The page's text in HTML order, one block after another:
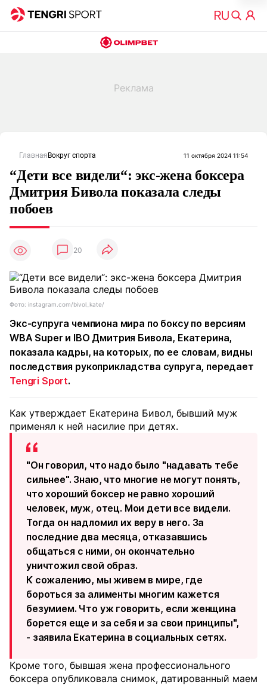
Главная Вокруг спорта 11 октября 2024 11:54
“Дети все видели“: экс-жена боксера
Дмитрия Бивола показала следы
побоев
20
Фото: instagram.com/bivol_kate/
Экс-супруга чемпиона мира по боксу по версиям
WBA Super и IBO Дмитрия Бивола, Екатерина,
показала кадры, на которых, по ее словам, видны
последствия рукоприкладства супруга, передает
Tengri Sport.
Как утверждает Екатерина Бивол, бывший муж
применял к ней насилие при детях.
"Он говорил, что надо было "надавать тебе
сильнее". Знаю, что многие не могут понять,
что хороший боксер не равно хороший
человек, муж, отец. Мои дети все видели.
Тогда он надломил их веру в него. За
последние два месяца, отказавшись
общаться с ними, он окончательно
уничтожил свой образ.
К сожалению, мы живем в мире, где
бороться за алименты многим кажется
безумием. Что уж говорить, если женщина
борется еще и за себя и за свои принципы",
- заявила Екатерина в социальных сетях.
Кроме того, бывшая жена профессионального
боксера опубликовала снимок, датированный маем